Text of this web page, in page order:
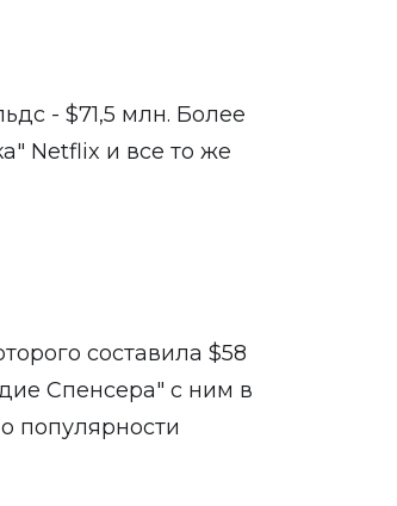
- $71,5 млн. Более
Netflix и все то же
составила $58
Спенсера" с ним в
популярности